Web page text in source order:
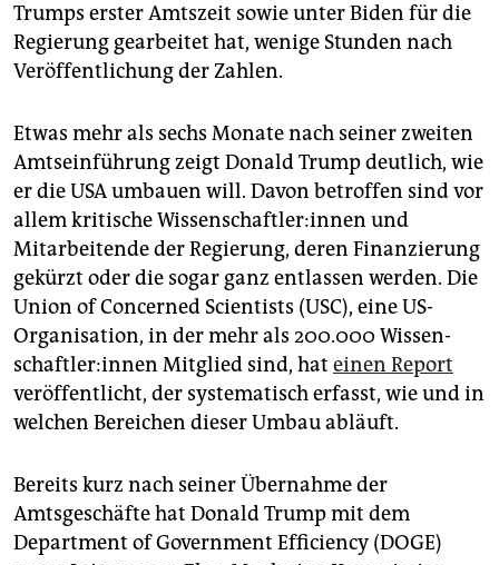
Trumps erster Amtszeit sowie unter Biden für die
Regierung gearbeitet hat, wenige Stunden nach
Veröffentlichung der Zahlen.
Etwas mehr als sechs Monate nach seiner zweiten
Amtseinführung zeigt Donald Trump deutlich, wie
er die USA umbauen will. Davon betroffen sind vor
allem kritische Wis­sen­schaft­le­r:in­nen und
Mitarbeitende der Regierung, deren Finanzierung
gekürzt oder die sogar ganz entlassen werden. Die
Union of Concerned Scientists (USC), eine US-
Organisation, in der mehr als 200.000 Wis­sen­
schaft­le­r:in­nen Mitglied sind, hat einen Report
veröffentlicht, der systematisch erfasst, wie und in
welchen Bereichen dieser Umbau abläuft.
Bereits kurz nach seiner Übernahme der
Amtsgeschäfte hat Donald Trump mit dem
Department of Government Efficiency (DOGE)